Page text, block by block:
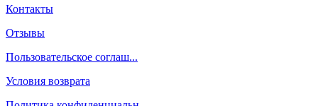
Контакты
Отзывы
Пользовательское соглаш...
Условия возврата